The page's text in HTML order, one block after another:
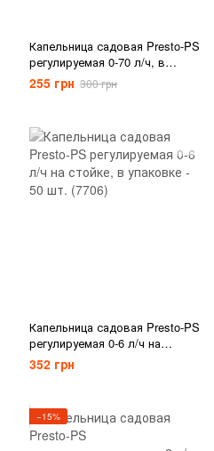
Капельница садовая Presto-PS
регулируемая 0-70 л/ч, в
упаковке - 100 шт. (AOD-0170)
255 грн 300 грн
Капельница садовая Presto-PS
регулируемая 0-6 л/ч на
стойке, в упаковке - 50 шт.
(7706)
352 грн
−15%